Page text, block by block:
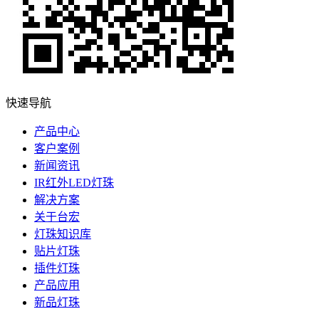
快速导航
产品中心
客户案例
新闻资讯
IR红外LED灯珠
解决方案
关于台宏
灯珠知识库
贴片灯珠
插件灯珠
产品应用
新品灯珠